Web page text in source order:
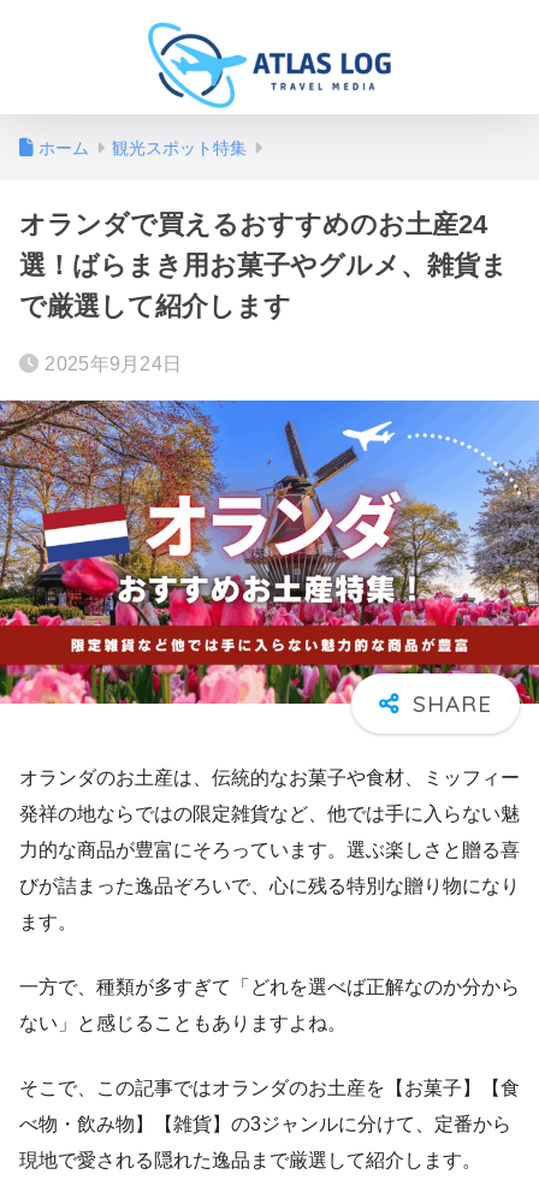
ホーム 観光スポット特集
オランダで買えるおすすめのお土産24
選！ばらまき用お菓子やグルメ、雑貨ま
で厳選して紹介します
2025年9月24日
オランダのお土産は、伝統的なお菓子や食材、ミッフィー
発祥の地ならではの限定雑貨など、他では手に入らない魅
力的な商品が豊富にそろっています。選ぶ楽しさと贈る喜
びが詰まった逸品ぞろいで、心に残る特別な贈り物になり
ます。
一方で、種類が多すぎて「どれを選べば正解なのか分から
ない」と感じることもありますよね。
そこで、この記事ではオランダのお土産を【お菓子】【食
べ物・飲み物】【雑貨】の3ジャンルに分けて、定番から
現地で愛される隠れた逸品まで厳選して紹介します。